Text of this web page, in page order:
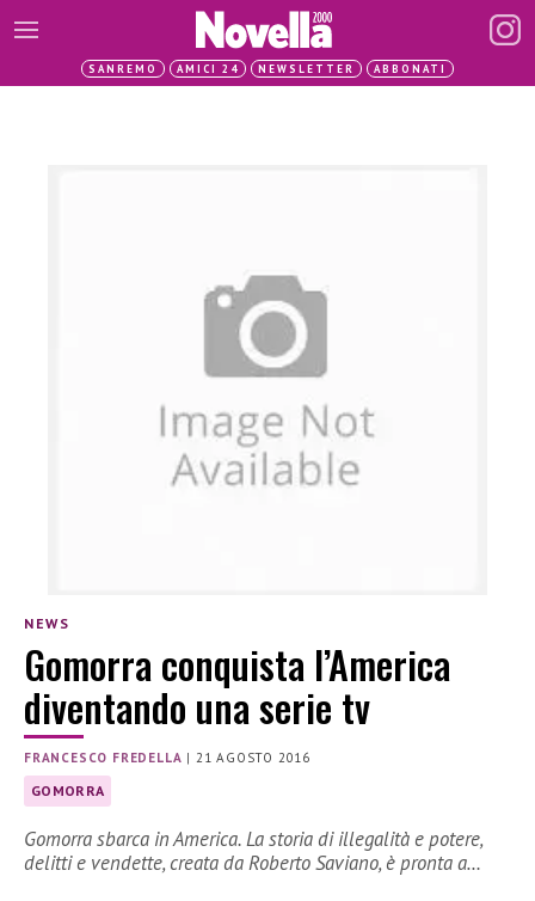
SANREMO AMICI 24 NEWSLETTER ABBONATI
NEWS
Gomorra conquista l’America
diventando una serie tv
FRANCESCO FREDELLA | 21 AGOSTO 2016
GOMORRA
Gomorra sbarca in America. La storia di illegalità e potere,
delitti e vendette, creata da Roberto Saviano, è pronta a…